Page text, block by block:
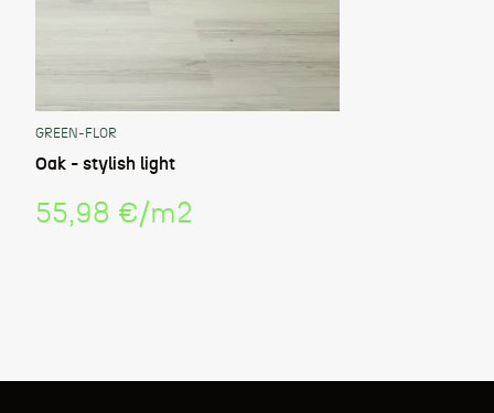
GREEN-FLOR
Oak - stylish light
Stückpreis
55,98 €/m2